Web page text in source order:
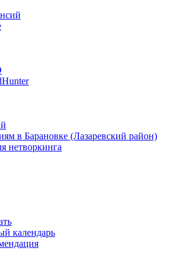
в Барановке (Лазаревский район)
нетворкинга
календарь